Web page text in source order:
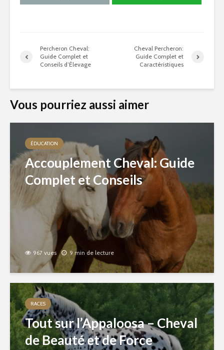
Percheron Cheval:
Guide Complet et
Conseils d’Élevage
Cheval Percheron:
Guide Complet et
Caractéristiques
Vous pourriez aussi aimer
ÉDUCATION
Accouplement Cheval: Guide
Complet et Conseils
967 vues 9 min de lecture
RACES
Tout sur l’Appaloosa – Cheval
de Beauté et de Force